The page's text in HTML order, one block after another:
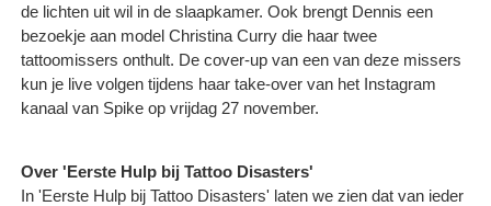
de lichten uit wil in de slaapkamer. Ook brengt Dennis een
bezoekje aan model Christina Curry die haar twee
tattoomissers onthult. De cover-up van een van deze missers
kun je live volgen tijdens haar take-over van het Instagram
kanaal van Spike op vrijdag 27 november.
Over 'Eerste Hulp bij Tattoo Disasters'
In 'Eerste Hulp bij Tattoo Disasters' laten we zien dat van ieder